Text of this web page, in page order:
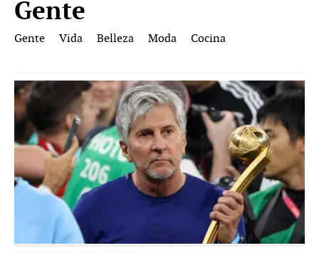
Gente
Gente Vida Belleza Moda Cocina